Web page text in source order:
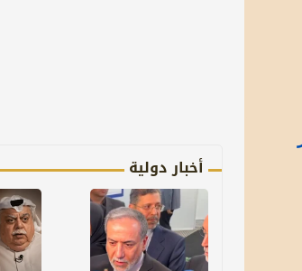
أخبار دولية